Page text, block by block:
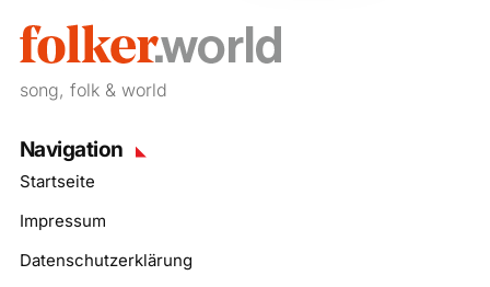
song, folk & world
Navigation
Startseite
Impressum
Datenschutzerklärung